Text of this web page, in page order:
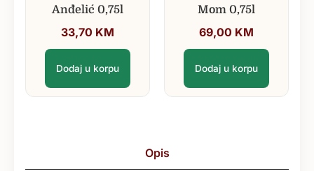
Anđelić 0,75l
33,70 KM
Dodaj u korpu
Mom 0,75l
69,00 KM
Dodaj u korpu
Opis